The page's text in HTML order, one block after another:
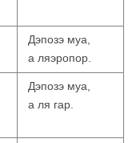
Дэпозэ муа,
а ляэропор.
Дэпозэ муа,
а ля гар.